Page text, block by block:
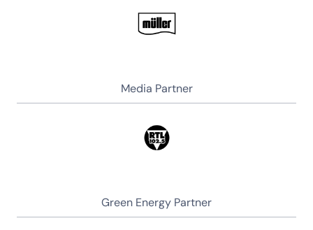
Media Partner
Green Energy Partner